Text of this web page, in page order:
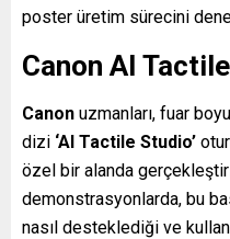
poster üretim sürecini
Canon AI
Canon uzmanları, fuar
dizi ‘AI Tactile Studio’
özel bir alanda
demonstrasyonlarda, bu
nasıl desteklediği ve